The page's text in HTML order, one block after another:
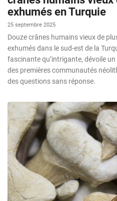
exhumés en Turquie
25 septembre 2025
Douze crânes humains vieux de
exhumés dans le sud-est de la
fascinante qu’intrigante, dévoile
des premières communautés
des questions sans réponse.